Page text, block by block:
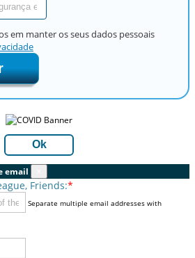
em manter os seus dados pessoais
Ok
email
Friends:*
Separate multiple email addresses with